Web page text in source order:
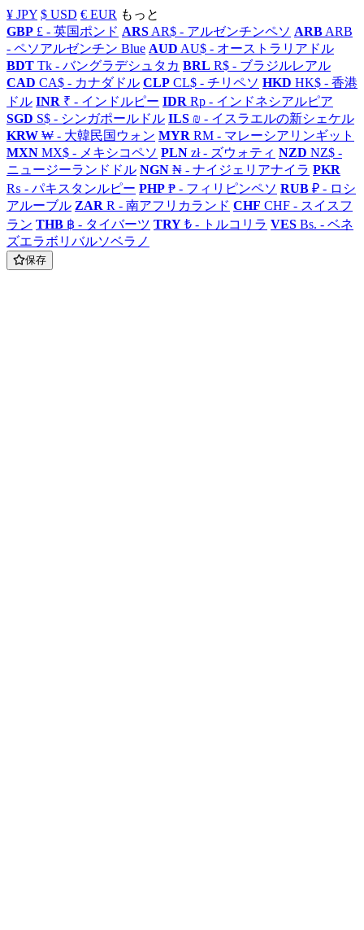
¥ JPY $ USD € EUR もっと
GBP £ - 英国ポンド ARS AR$ - アルゼンチンペソ ARB ARB
- ペソアルゼンチン Blue AUD AU$ - オーストラリアドル
BDT Tk - バングラデシュタカ BRL R$ - ブラジルレアル
CAD CA$ - カナダドル CLP CL$ - チリペソ HKD HK$ - 香港
ドル INR ₹ - インドルピー IDR Rp - インドネシアルピア
SGD S$ - シンガポールドル ILS ₪ - イスラエルの新シェケル
KRW ₩ - 大韓民国ウォン MYR RM - マレーシアリンギット
MXN MX$ - メキシコペソ PLN zł - ズウォティ NZD NZ$ -
ニュージーランドドル NGN ₦ - ナイジェリアナイラ PKR
₨ - パキスタンルピー PHP ₱ - フィリピンペソ RUB ₽ - ロシ
アルーブル ZAR R - 南アフリカランド CHF CHF - スイスフ
ラン THB ฿ - タイバーツ TRY ₺ - トルコリラ VES Bs. - ベネ
ズエラボリバルソベラノ
保存